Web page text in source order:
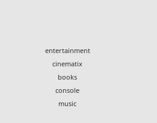
entertainment
cinematix
books
console
music